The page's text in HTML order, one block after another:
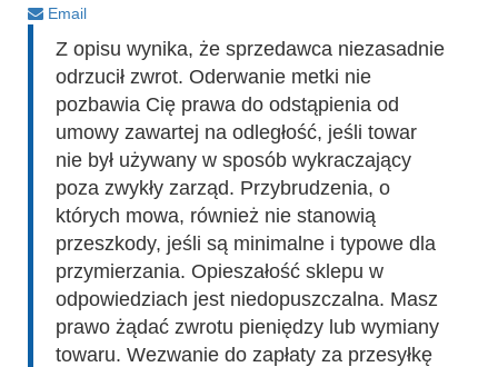
Email
Z opisu wynika, że sprzedawca niezasadnie
odrzucił zwrot. Oderwanie metki nie
pozbawia Cię prawa do odstąpienia od
umowy zawartej na odległość, jeśli towar
nie był używany w sposób wykraczający
poza zwykły zarząd. Przybrudzenia, o
których mowa, również nie stanowią
przeszkody, jeśli są minimalne i typowe dla
przymierzania. Opieszałość sklepu w
odpowiedziach jest niedopuszczalna. Masz
prawo żądać zwrotu pieniędzy lub wymiany
towaru. Wezwanie do zapłaty za przesyłkę